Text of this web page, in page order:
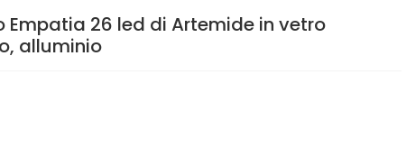
26 led di Artemide in vetro
alluminio